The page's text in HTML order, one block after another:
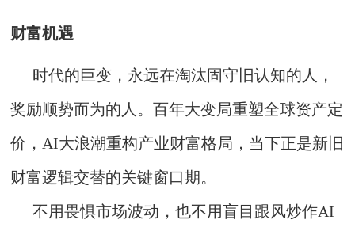
财富机遇
时代的巨变，永远在淘汰固守旧认知的人，
奖励顺势而为的人。百年大变局重塑全球资产定
价，AI大浪潮重构产业财富格局，当下正是新旧
财富逻辑交替的关键窗口期。
不用畏惧市场波动，也不用盲目跟风炒作AI